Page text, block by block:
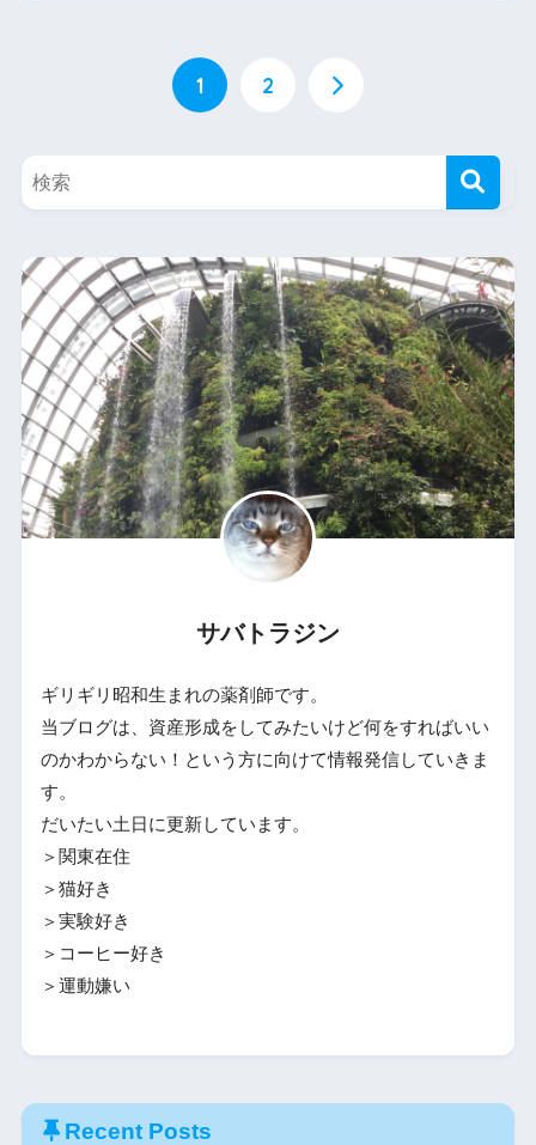
1 2
サバトラジン
ギリギリ昭和生まれの薬剤師です。
当ブログは、資産形成をしてみたいけど何をすればいい
のかわからない！という方に向けて情報発信していきま
す。
だいたい土日に更新しています。
＞関東在住
＞猫好き
＞実験好き
＞コーヒー好き
＞運動嫌い
Recent Posts